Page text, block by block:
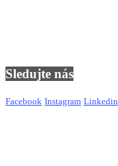
Sledujte nás
Facebook Instagram Linkedin